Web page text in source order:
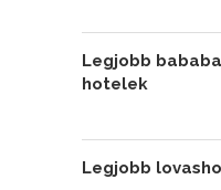
Legjobb
hotelek
Legjobb